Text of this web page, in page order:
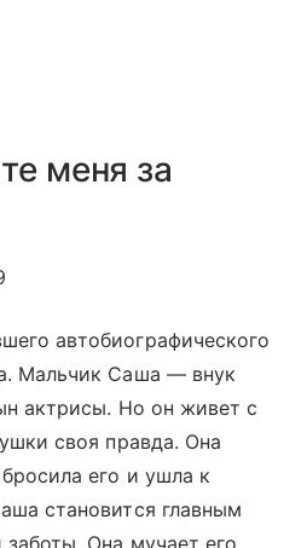
меня за
автобиографического
Мальчик Саша — внук
актрисы. Но он живет с
своя правда. Она
его и ушла к
становится главным
Она мучает его